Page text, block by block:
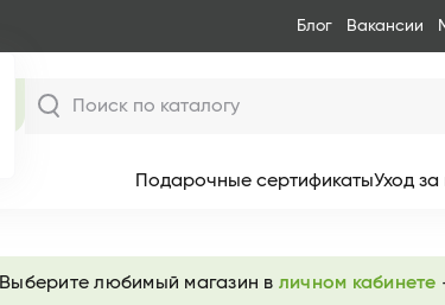
Блог Вакансии
Подарочные сертификатыУход
Выберите любимый магазин в личном кабинете